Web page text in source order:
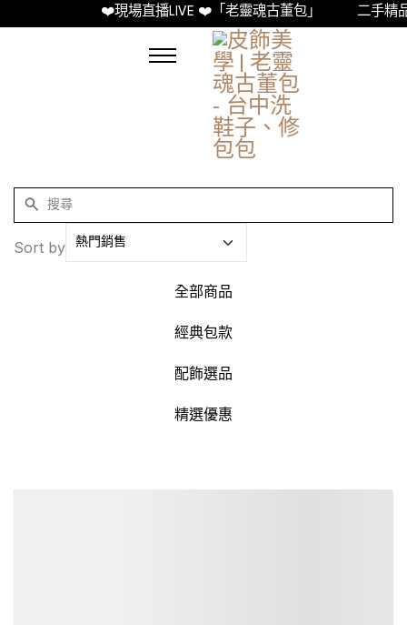
❤️現場直播LIVE ❤️「老靈魂古董包」 二手精品
Sort by
全部商品
經典包款
配飾選品
精選優惠